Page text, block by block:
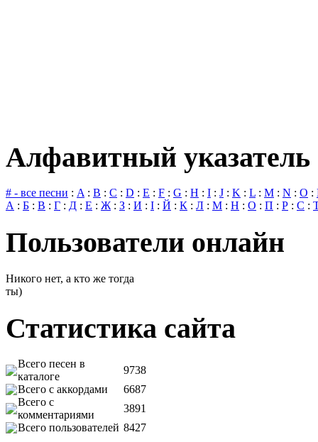
Алфавитный указатель
# - все песни : A: B : C : D : E : F : G : H : I : J : K : L : M : N : O :
А : Б : В : Г : Д : Е : Ж: З : И : І : Й : К : Л : М : Н : О : П : Р : С :
Пользователи онлайн
Никого нет, а кто же тогда
ты)
Статистика сайта
Всего песен в
каталоге
9738
Всего с аккордами
6687
Всего с
комментариями
3891
Всего пользователей 8427